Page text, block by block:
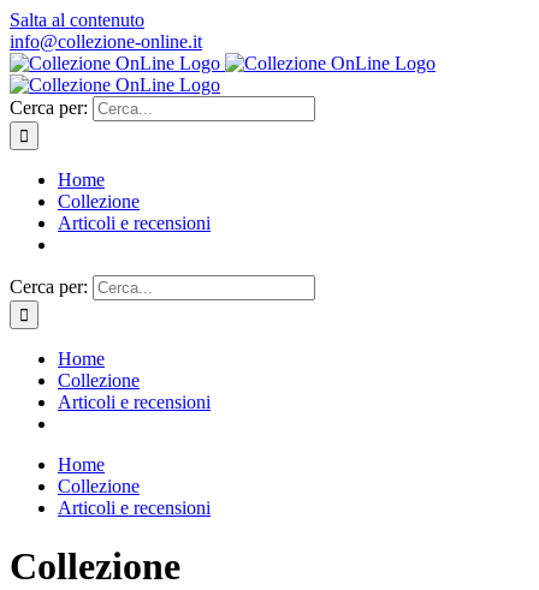
Salta al contenuto
info@collezione-online.it
Cerca per:
Home
Collezione
Articoli e recensioni
Cerca per:
Home
Collezione
Articoli e recensioni
Home
Collezione
Articoli e recensioni
Collezione